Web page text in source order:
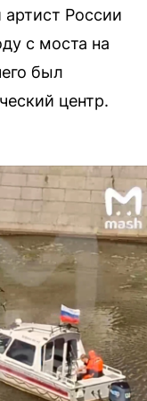
России
с моста на
был
центр.